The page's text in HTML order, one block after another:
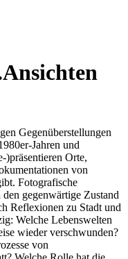
Gegenüberstellungen
Jahren und
)präsentieren Orte,
von
Fotografische
gegenwärtige Zustand
Reflexionen zu Stadt und
Welche Lebenswelten
wieder verschwunden?
von